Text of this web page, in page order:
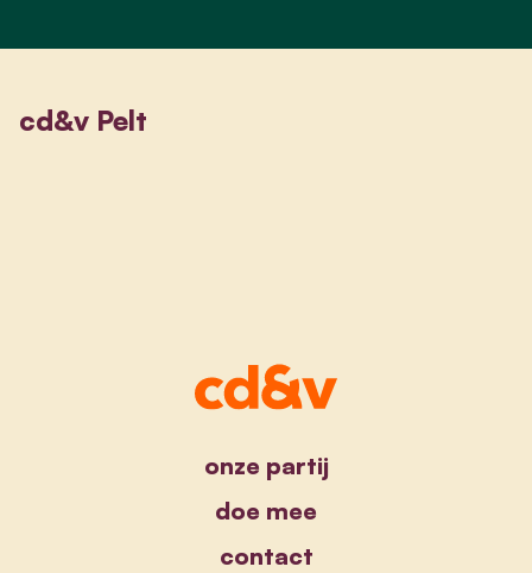
cd&v Pelt
onze partij
doe mee
contact